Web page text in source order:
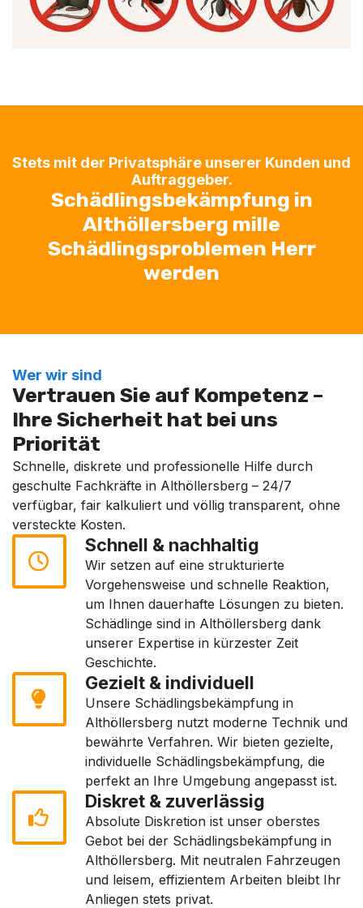
Stets mit der Privatsphäre unserer Kunden und
Auftraggeber.
Schädlingsbekämpfung in
Althöllersberg mille
Schädlingsproblemen Herr
werden
Wer wir sind
Vertrauen Sie auf Kompetenz –
Ihre Sicherheit hat bei uns
Priorität
Schnelle, diskrete und professionelle Hilfe durch
geschulte Fachkräfte in Althöllersberg – 24/7
verfügbar, fair kalkuliert und völlig transparent, ohne
versteckte Kosten.
Schnell & nachhaltig
Wir setzen auf eine strukturierte
Vorgehensweise und schnelle Reaktion,
um Ihnen dauerhafte Lösungen zu bieten.
Schädlinge sind in Althöllersberg dank
unserer Expertise in kürzester Zeit
Geschichte.
Gezielt & individuell
Unsere Schädlingsbekämpfung in
Althöllersberg nutzt moderne Technik und
bewährte Verfahren. Wir bieten gezielte,
individuelle Schädlingsbekämpfung, die
perfekt an Ihre Umgebung angepasst ist.
Diskret & zuverlässig
Absolute Diskretion ist unser oberstes
Gebot bei der Schädlingsbekämpfung in
Althöllersberg. Mit neutralen Fahrzeugen
und leisem, effizientem Arbeiten bleibt Ihr
Anliegen stets privat.